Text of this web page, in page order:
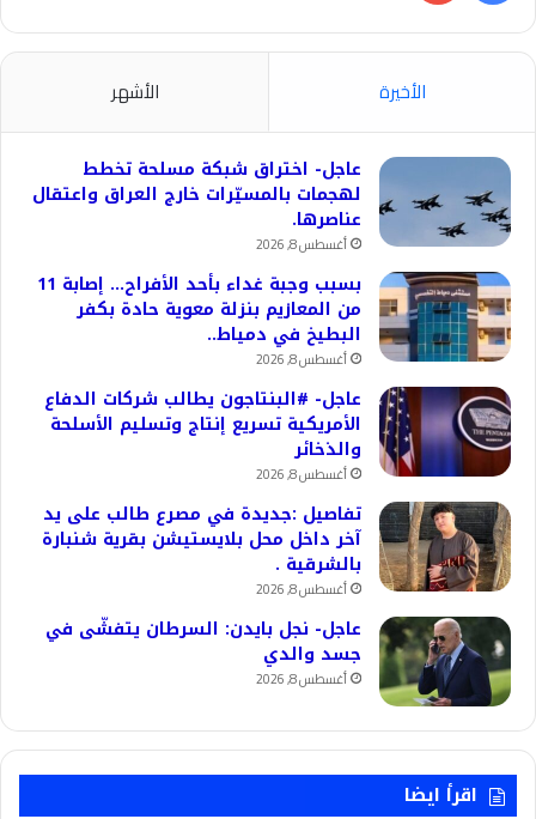
الأخيرة الأشهر
عاجل- اختراق شبكة مسلحة تخطط
لهجمات بالمسيّرات خارج العراق واعتقال
عناصرها.
أغسطس 8, 2026
بسبب وجبة غداء بأحد الأفراح… إصابة 11
من المعازيم بنزلة معوية حادة بكفر
البطيخ في دمياط..
أغسطس 8, 2026
عاجل- #البنتاجون يطالب شركات الدفاع
الأمريكية تسريع إنتاج وتسليم الأسلحة
والذخائر
أغسطس 8, 2026
تفاصيل :جديدة في مصرع طالب على يد
آخر داخل محل بلايستيشن بقرية شنبارة
بالشرقية .
أغسطس 8, 2026
عاجل- نجل بايدن: السرطان يتفشّى في
جسد والدي
أغسطس 8, 2026
اقرأ ايضا